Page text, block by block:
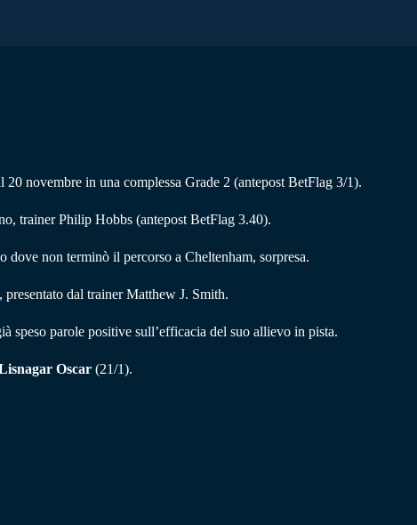
novembre in una complessa Grade 2 (antepost BetFlag 3/1).
trainer Philip Hobbs (antepost BetFlag 3.40).
non terminò il percorso a Cheltenham, sorpresa.
dal trainer Matthew J. Smith.
parole positive sull’efficacia del suo allievo in pista.
Oscar (21/1).